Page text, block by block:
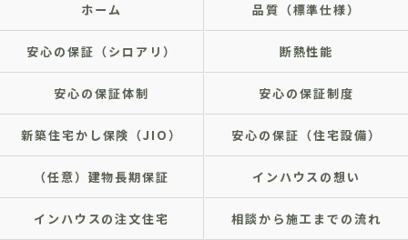
ホーム 品質（標準仕様）
安心の保証（シロアリ） 断熱性能
安心の保証体制 安心の保証制度
新築住宅かし保険（JIO） 安心の保証（住宅設備）
（任意）建物長期保証 インハウスの想い
インハウスの注文住宅 相談から施工までの流れ